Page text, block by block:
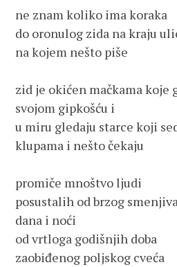
ne znam koliko ima koraka
do oronulog zida na kraju
na kojem nešto piše
zid je okićen mačkama koje
svojom gipkošću i
u miru gledaju starce koji
klupama i nešto čekaju
promiče mnoštvo ljudi
posustalih od brzog
dana i noći
od vrtloga godišnjih doba
zaobiđenog poljskog cveća